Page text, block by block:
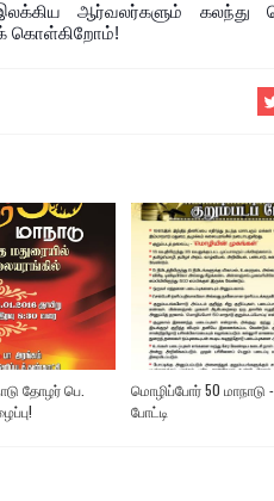
ஆர்வலர்களும்
கொள்கிறோம்!
தோழர் பெ.
மொழிப்போர் 50 மாநாடு
போட்டி